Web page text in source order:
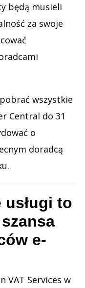
będą musieli
za swoje
wszystkie
Central do 31
o
doradcą
usługi to
e-
VAT Services w